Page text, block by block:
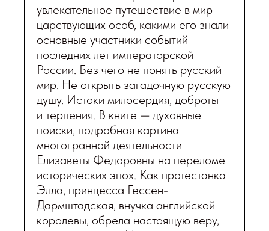
увлекательное путешествие в мир
царствующих особ, какими его знали
основные участники событий
последних лет императорской
России. Без чего не понять русский
мир. Не открыть загадочную русскую
душу. Истоки милосердия, доброты
и терпения. В книге — духовные
поиски, подробная карти­на
многогранной деятельности
Елизаветы Федоровны на переломе
исторических эпох. Как протестанка
Элла, принцесса Гессен-
Дармштадская, внучка английской
королевы, обрела настоящую веру,